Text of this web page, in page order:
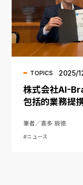
TOPICS 2025/
株式会社AI-
包括的業務提
筆者／喜多 辰徳
#ニュース